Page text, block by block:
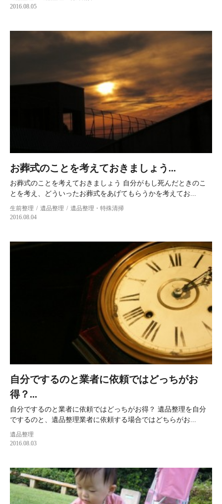
2016.08.05
お葬式のことを考えておきましょう...
お葬式のことを考えておきましょう 自分がもし死んだときのこ
とを考え、どういったお葬式をあげてもらうかを考えてお...
生前整理 遺品整理
遺品整理・特殊清掃
2016.08.04
自分でするのと業者に依頼ではどっちがお
得？...
自分でするのと業者に依頼ではどっちがお得？ 遺品整理を自分
でするのと、遺品整理業者に依頼する場合ではどちらがお...
遺品整理
2016.08.03